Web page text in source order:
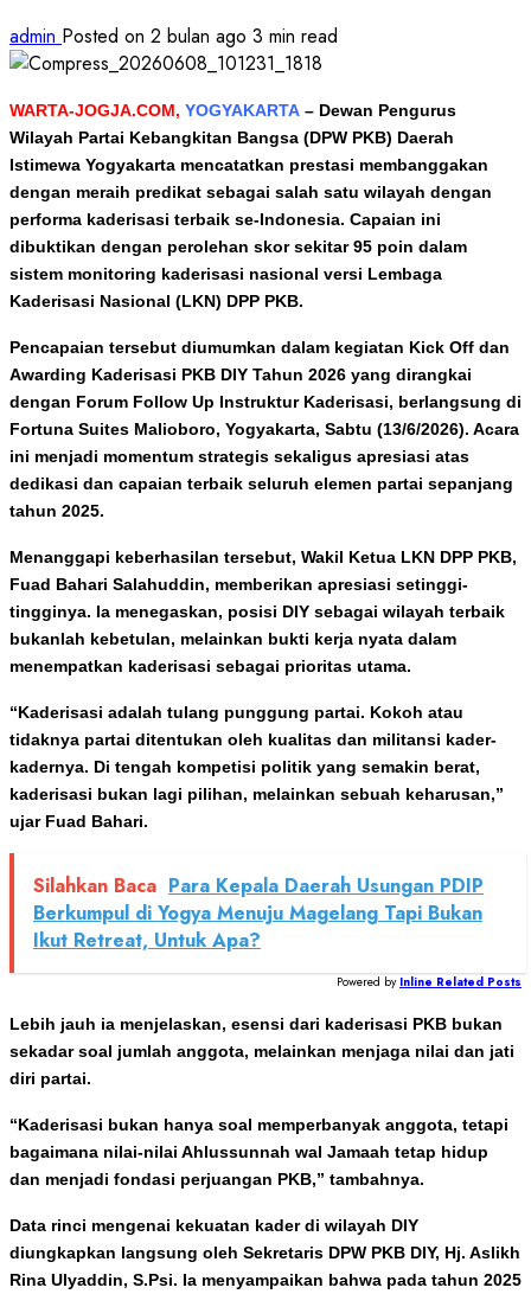
admin Posted on 2 bulan ago 3 min read
WARTA-JOGJA.COM, YOGYAKARTA – Dewan Pengurus
Wilayah Partai Kebangkitan Bangsa (DPW PKB) Daerah
Istimewa Yogyakarta mencatatkan prestasi membanggakan
dengan meraih predikat sebagai salah satu wilayah dengan
performa kaderisasi terbaik se-Indonesia. Capaian ini
dibuktikan dengan perolehan skor sekitar 95 poin dalam
sistem monitoring kaderisasi nasional versi Lembaga
Kaderisasi Nasional (LKN) DPP PKB.
Pencapaian tersebut diumumkan dalam kegiatan Kick Off dan
Awarding Kaderisasi PKB DIY Tahun 2026 yang dirangkai
dengan Forum Follow Up Instruktur Kaderisasi, berlangsung di
Fortuna Suites Malioboro, Yogyakarta, Sabtu (13/6/2026). Acara
ini menjadi momentum strategis sekaligus apresiasi atas
dedikasi dan capaian terbaik seluruh elemen partai sepanjang
tahun 2025.
Menanggapi keberhasilan tersebut, Wakil Ketua LKN DPP PKB,
Fuad Bahari Salahuddin, memberikan apresiasi setinggi-
tingginya. Ia menegaskan, posisi DIY sebagai wilayah terbaik
bukanlah kebetulan, melainkan bukti kerja nyata dalam
menempatkan kaderisasi sebagai prioritas utama.
“Kaderisasi adalah tulang punggung partai. Kokoh atau
tidaknya partai ditentukan oleh kualitas dan militansi kader-
kadernya. Di tengah kompetisi politik yang semakin berat,
kaderisasi bukan lagi pilihan, melainkan sebuah keharusan,”
ujar Fuad Bahari.
Silahkan Baca Para Kepala Daerah Usungan PDIP
Berkumpul di Yogya Menuju Magelang Tapi Bukan
Ikut Retreat, Untuk Apa?
Powered by Inline Related Posts
Lebih jauh ia menjelaskan, esensi dari kaderisasi PKB bukan
sekadar soal jumlah anggota, melainkan menjaga nilai dan jati
diri partai.
“Kaderisasi bukan hanya soal memperbanyak anggota, tetapi
bagaimana nilai-nilai Ahlussunnah wal Jamaah tetap hidup
dan menjadi fondasi perjuangan PKB,” tambahnya.
Data rinci mengenai kekuatan kader di wilayah DIY
diungkapkan langsung oleh Sekretaris DPW PKB DIY, Hj. Aslikh
Rina Ulyaddin, S.Psi. Ia menyampaikan bahwa pada tahun 2025